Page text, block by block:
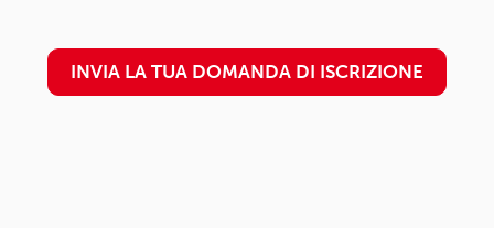
o limitazione degli stessi, opposizione al
trattamento) presso il proprio
INVIA LA TUA DOMANDA DI ISCRIZIONE